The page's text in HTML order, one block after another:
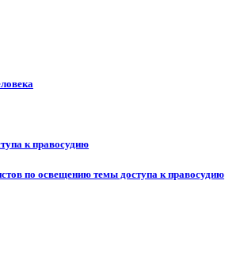
к правосудию
по освещению темы доступа к правосудию